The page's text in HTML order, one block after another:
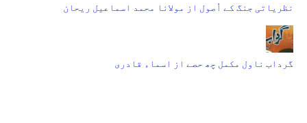
نظریاتی جنگ کے اُصول از مولانا محمد اسماعیل ریحان
گرداب ناول مکمل چھ حصے از اسماء قادری